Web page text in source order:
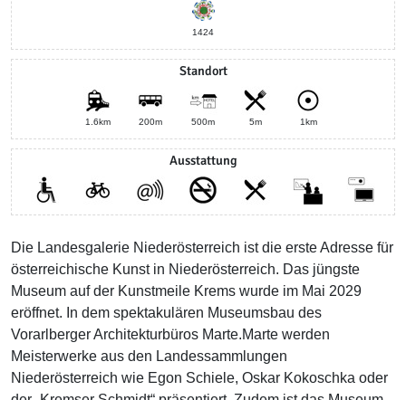
1424
Standort
1.6km 200m 500m 5m 1km
Ausstattung
Die Landesgalerie Niederösterreich ist die erste Adresse für
österreichische Kunst in Niederösterreich. Das jüngste
Museum auf der Kunstmeile Krems wurde im Mai 2029
eröffnet. In dem spektakulären Museumsbau des
Vorarlberger Architekturbüros Marte.Marte werden
Meisterwerke aus den Landessammlungen
Niederösterreich wie Egon Schiele, Oskar Kokoschka oder